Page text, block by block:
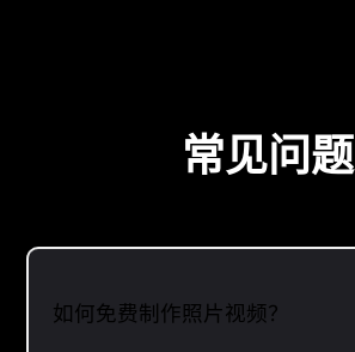
常见问题
如何免费制作照片视频？